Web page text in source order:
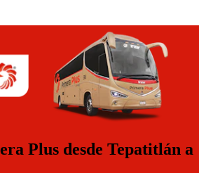
Plus desde Tepatitlán a